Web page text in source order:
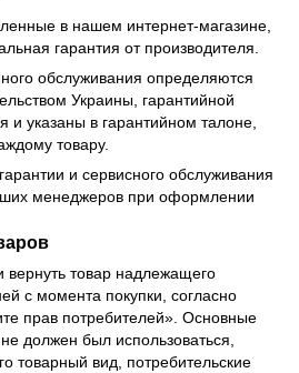
в нашем интернет-магазине,
гарантия от производителя.
обслуживания определяются
Украины, гарантийной
и указаны в гарантийном талоне,
товару.
и сервисного обслуживания
менеджеров при оформлении
товар надлежащего
с момента покупки, согласно
прав потребителей». Основные
должен был использоваться,
товарный вид, потребительские